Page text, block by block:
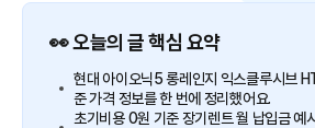
👀 오늘의 글 핵심 요약
현대 아이오닉5 롱레인지 익스클루시브
준 가격 정보를 한 번에 정리했어요.
초기비용 0원 기준 장기렌트 월 납입금 예